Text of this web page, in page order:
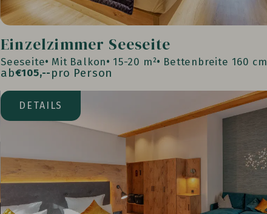
Einzelzimmer Seeseite
Seeseite Mit Balkon 15-20 m² Bettenbreite 160 cm
ab€105,-- pro Person
DETAILS
Seeseite